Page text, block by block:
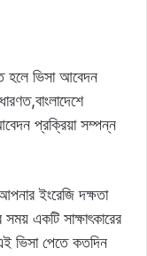
হলে ভিসা আবেদন
প্রক্রিয়া সম্পন্ন
ইংরেজি দক্ষতা
একটি সাক্ষাৎকারের
ভিসা পেতে কতদিন